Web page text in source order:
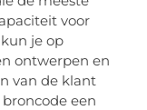
voor
je op
ontwerpen en
van de klant
een